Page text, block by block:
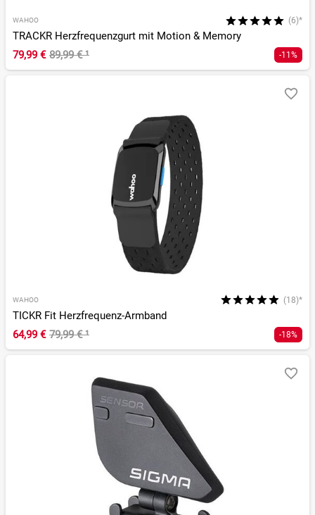
WAHOO (6)*
TRACKR Herzfrequenzgurt mit Motion & Memory
79,99 € 89,99 €¹ -11%
WAHOO (18)*
TICKR Fit Herzfrequenz-Armband
64,99 € 79,99 €¹ -18%